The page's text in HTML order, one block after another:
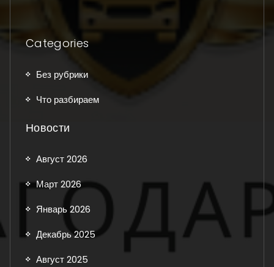
Categories
Без рубрики
Что разбираем
Новости
Август 2026
Март 2026
Январь 2026
Декабрь 2025
Август 2025